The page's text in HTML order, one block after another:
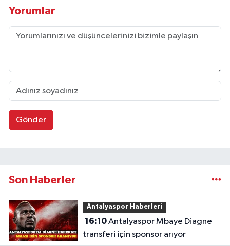
Yorumlar
Gönder
Son Haberler
Antalyaspor Haberleri
16:10Antalyaspor Mbaye Diagne
transferi için sponsor arıyor